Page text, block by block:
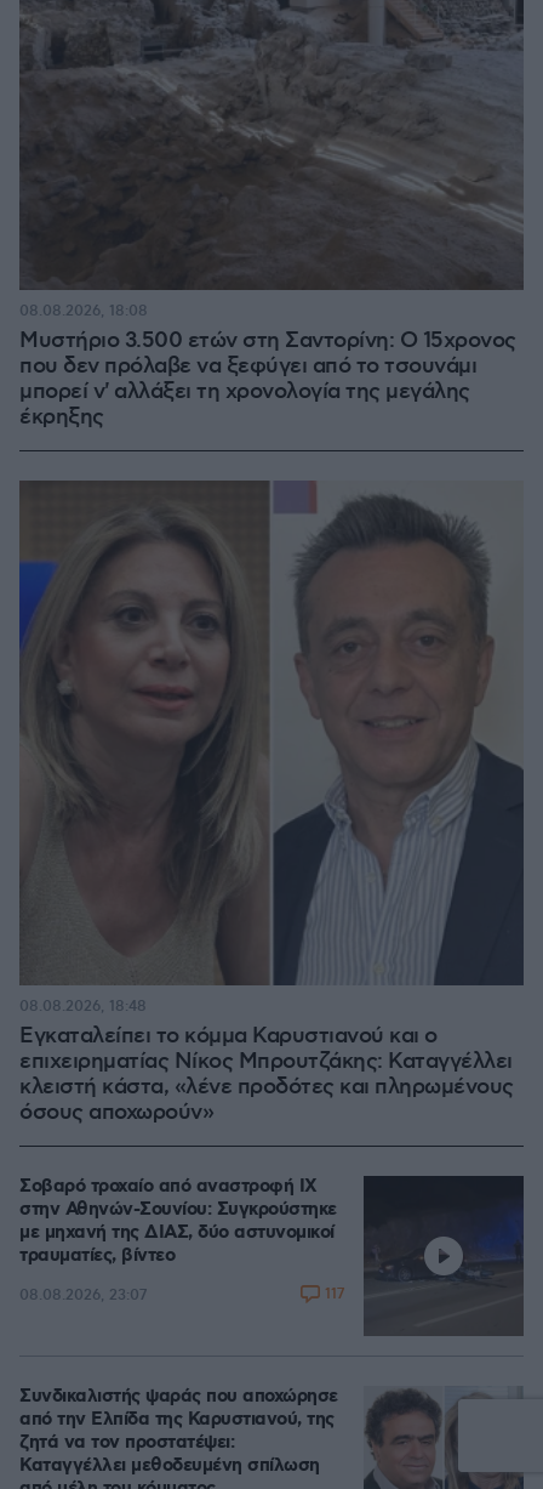
Μυστήριο 3.500 ετών στη Σαντορίνη: Ο 15χρονος
που δεν πρόλαβε να ξεφύγει από το τσουνάμι
μπορεί ν' αλλάξει τη χρονολογία της μεγάλης
έκρηξης
08.08.2026, 18:08
Εγκαταλείπει το κόμμα Καρυστιανού και ο
επιχειρηματίας Νίκος Μπρουτζάκης: Καταγγέλλει
κλειστή κάστα, «λένε προδότες και πληρωμένους
όσους αποχωρούν»
08.08.2026, 18:48
Σοβαρό τροχαίο από αναστροφή ΙΧ
στην Αθηνών-Σουνίου: Συγκρούστηκε
με μηχανή της ΔΙΑΣ, δύο αστυνομικοί
τραυματίες, βίντεο
08.08.2026, 23:07 117
Συνδικαλιστής ψαράς που αποχώρησε
από την Ελπίδα της Καρυστιανού, της
ζητά να τον προστατέψει:
Καταγγέλλει μεθοδευμένη σπίλωση